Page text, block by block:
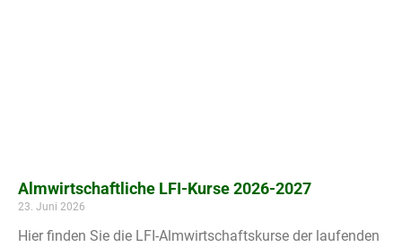
Almwirtschaftliche LFI-Kurse 2026-2027
23. Juni 2026
Hier finden Sie die LFI-Almwirtschaftskurse der laufenden